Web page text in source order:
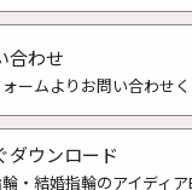
合わせ
ームよりお問い合わせ
ダウンロード
・結婚指輪のアイディ